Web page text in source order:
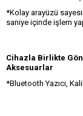
*Kolay arayüzü
saniye içinde
Cihazla Birlikte
*Bluetooth Yazıcı,